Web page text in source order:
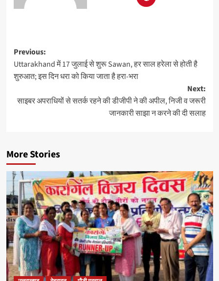
Previous:
Uttarakhand में 17 जुलाई से शुरू Sawan, हर साल हरेला से होती है
शुरुआत; इस दिन धरा को किया जाता है हरा-भरा
Next:
साइबर अपराधियों से सतर्क रहने की डीजीपी ने की अपील, निजी व जरूरी
जानकारी साझा न करने की दी सलाह
More Stories